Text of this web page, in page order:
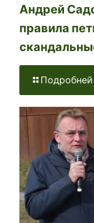
Андрей
правила
Подробней